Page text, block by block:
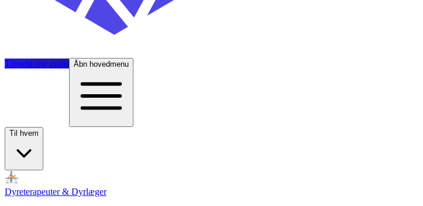
Tilmeld dig gratis Åbn hovedmenu
Til hvem
Dyreterapeuter & Dyrlæger